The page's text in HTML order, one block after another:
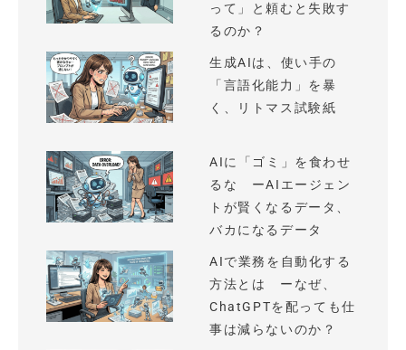
って」と頼むと失敗す
るのか？
生成AIは、使い手の
「言語化能力」を暴
く、リトマス試験紙
AIに「ゴミ」を食わせ
るな ーAIエージェン
トが賢くなるデータ、
バカになるデータ
AIで業務を自動化する
方法とは ーなぜ、
ChatGPTを配っても仕
事は減らないのか？